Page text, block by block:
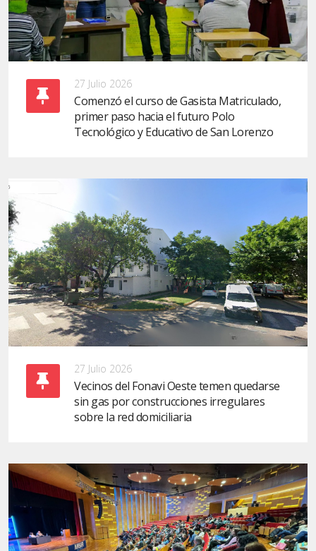
27 Julio 2026
Comenzó el curso de Gasista Matriculado,
primer paso hacia el futuro Polo
Tecnológico y Educativo de San Lorenzo
27 Julio 2026
Vecinos del Fonavi Oeste temen quedarse
sin gas por construcciones irregulares
sobre la red domiciliaria